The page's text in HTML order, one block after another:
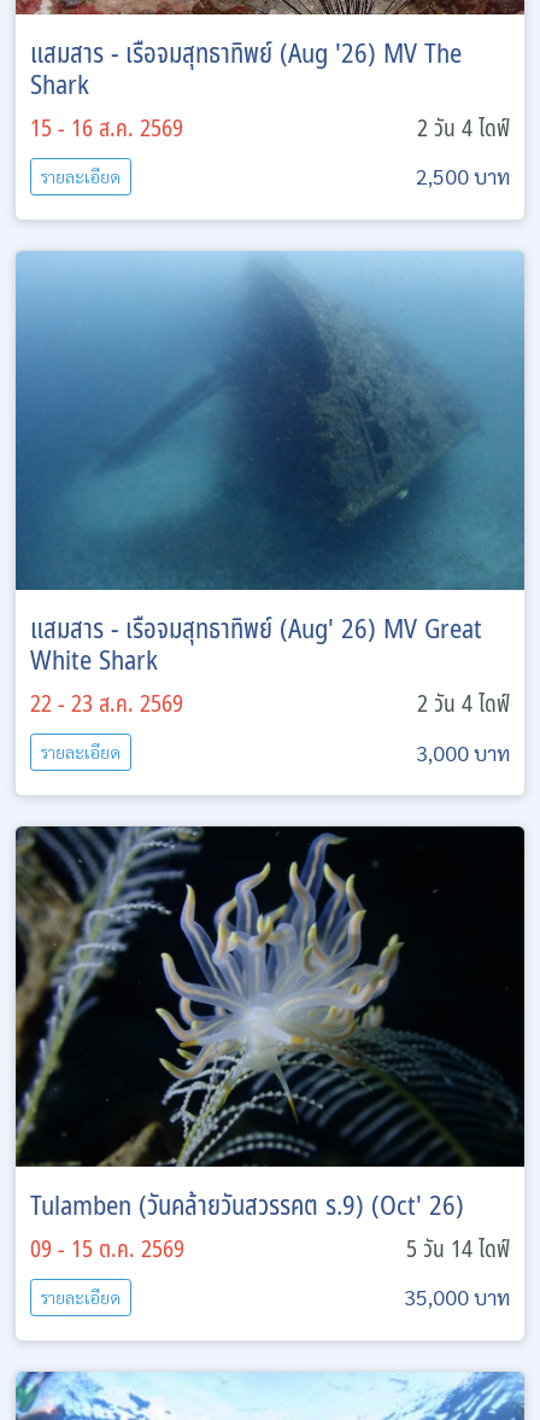
แสมสาร - เรือจมสุทธาทิพย์ (Aug '26) MV The
Shark
15 - 16 ส.ค. 2569 2 วัน 4 ไดฟ์
รายละเอียด 2,500 บาท
แสมสาร - เรือจมสุทธาทิพย์ (Aug' 26) MV Great
White Shark
22 - 23 ส.ค. 2569 2 วัน 4 ไดฟ์
รายละเอียด 3,000 บาท
Tulamben (วันคล้ายวันสวรรคต ร.9) (Oct' 26)
09 - 15 ต.ค. 2569 5 วัน 14 ไดฟ์
รายละเอียด 35,000 บาท